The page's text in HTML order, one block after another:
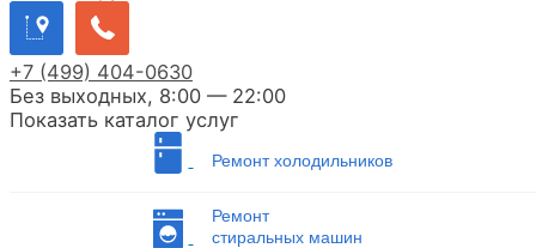
+7 (499) 404-0630
Без выходных, 8:00 — 22:00
Показать каталог услуг
Ремонт холодильников
Ремонт
стиральных машин